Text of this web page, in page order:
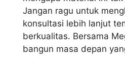
Jangan ragu untuk
konsultasi lebih lanjut
berkualitas. Bersama
bangun masa depan